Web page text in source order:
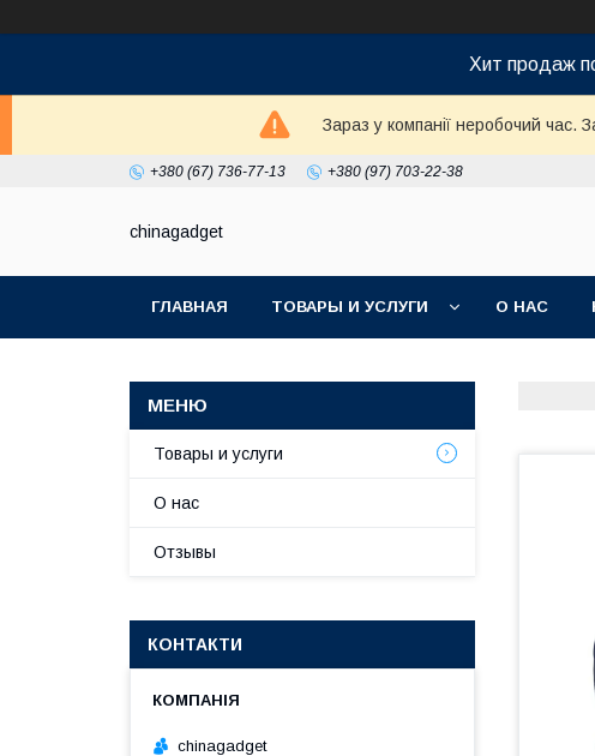
Хит продаж
Зараз у компанії неробочий час.
+380 (67) 736-77-13 +380 (97) 703-22-38
chinagadget
ГЛАВНАЯ ТОВАРЫ И УСЛУГИ О НАС
Товары и услуги
О нас
Отзывы
КОНТАКТИ
chinagadget